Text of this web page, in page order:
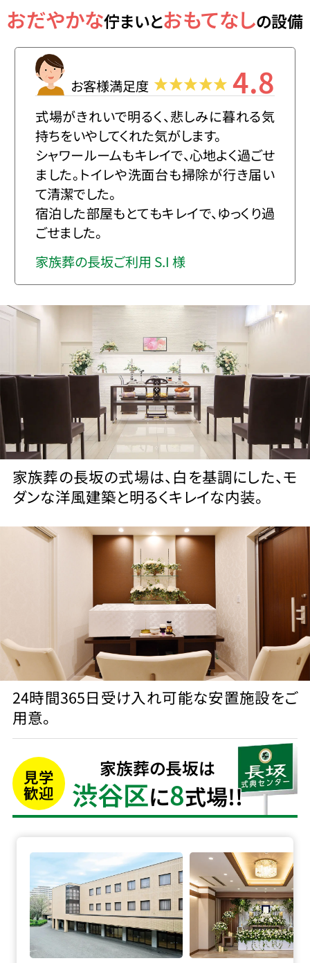
おだやかな佇まいとおもてなしの設備
お客様満足度 4.8
式場がきれいで明るく、悲しみに暮れる気
持ちをいやしてくれた気がします。
シャワールームもキレイで、心地よく過ごせ
ました。トイレや洗面台も掃除が行き届い
て清潔でした。
宿泊した部屋もとてもキレイで、ゆっくり過
ごせました。
家族葬の長坂ご利用 S.I 様
家族葬の長坂の式場は、白を基調にした、モ
ダンな洋風建築と明るくキレイな内装。
24時間365日受け入れ可能な安置施設をご
用意。
見学
歓迎
家族葬の長坂は
渋谷区に8式場!!